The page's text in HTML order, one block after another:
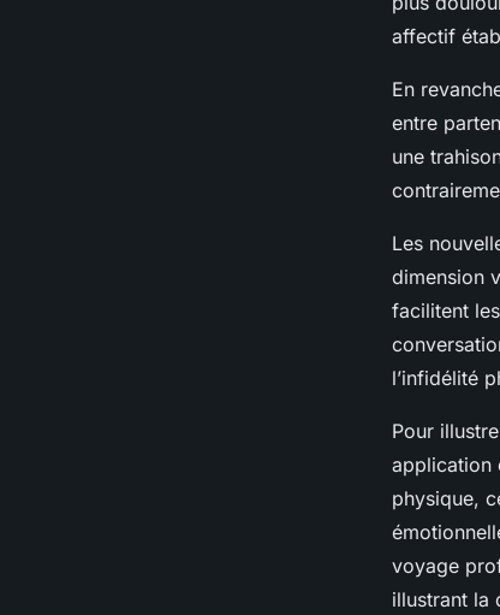
affectif
En
entre
une
Les
dimension
facilitent
l’infidélité
Pour
application
physique,
voyage
illustrant la